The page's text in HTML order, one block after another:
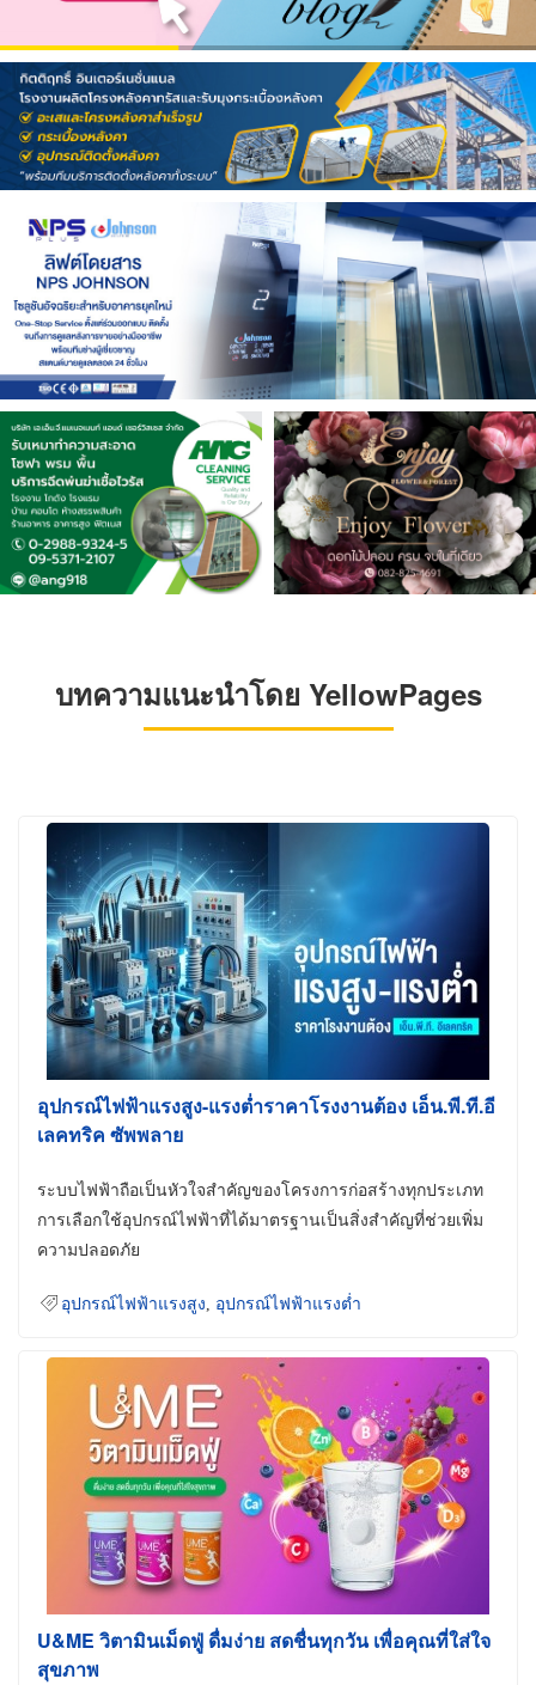
บทความแนะนำโดย YellowPages
อุปกรณ์ไฟฟ้าแรงสูง-แรงต่ำราคาโรงงานต้อง เอ็น.พี.ที.อี
เลคทริค ซัพพลาย
ระบบไฟฟ้าถือเป็นหัวใจสำคัญของโครงการก่อสร้างทุกประเภท
การเลือกใช้อุปกรณ์ไฟฟ้าที่ได้มาตรฐานเป็นสิ่งสำคัญที่ช่วยเพิ่ม
ความปลอดภัย
อุปกรณ์ไฟฟ้าแรงสูง อุปกรณ์ไฟฟ้าแรงต่ำ
U&ME วิตามินเม็ดฟู่ ดื่มง่าย สดชื่นทุกวัน เพื่อคุณที่ใส่ใจ
สุขภาพ